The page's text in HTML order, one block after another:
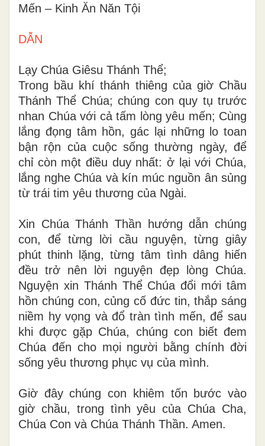
Mến – Kinh Ăn Năn Tội
DẪN
Lạy Chúa Giêsu Thánh Thể;
Trong bầu khí thánh thiêng của giờ Chầu
Thánh Thể Chúa; chúng con quy tụ trước
nhan Chúa với cả tấm lòng yêu mến; Cùng
lắng đọng tâm hồn, gác lại những lo toan
bận rộn của cuộc sống thường ngày, để
chỉ còn một điều duy nhất: ở lại với Chúa,
lắng nghe Chúa và kín múc nguồn ân sủng
từ trái tim yêu thương của Ngài.
Xin Chúa Thánh Thần hướng dẫn chúng
con, để từng lời cầu nguyện, từng giây
phút thinh lặng, từng tâm tình dâng hiến
đều trở nên lời nguyện đẹp lòng Chúa.
Nguyện xin Thánh Thể Chúa đổi mới tâm
hồn chúng con, củng cố đức tin, thắp sáng
niềm hy vọng và đổ tràn tình mến, để sau
khi được gặp Chúa, chúng con biết đem
Chúa đến cho mọi người bằng chính đời
sống yêu thương phục vụ của mình.
Giờ đây chúng con khiêm tốn bước vào
giờ chầu, trong tình yêu của Chúa Cha,
Chúa Con và Chúa Thánh Thần. Amen.